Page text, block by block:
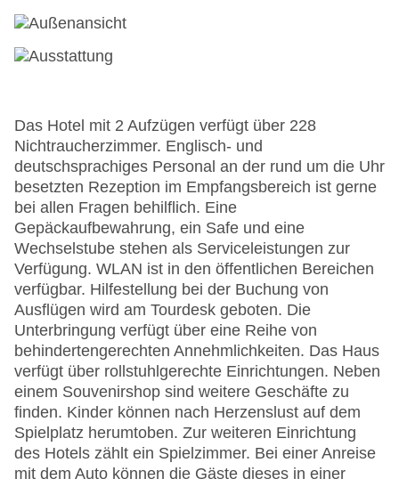
Das Hotel mit 2 Aufzügen verfügt über 228
Nichtraucherzimmer. Englisch- und
deutschsprachiges Personal an der rund um die Uhr
besetzten Rezeption im Empfangsbereich ist gerne
bei allen Fragen behilflich. Eine
Gepäckaufbewahrung, ein Safe und eine
Wechselstube stehen als Serviceleistungen zur
Verfügung. WLAN ist in den öffentlichen Bereichen
verfügbar. Hilfestellung bei der Buchung von
Ausflügen wird am Tourdesk geboten. Die
Unterbringung verfügt über eine Reihe von
behindertengerechten Annehmlichkeiten. Das Haus
verfügt über rollstuhlgerechte Einrichtungen. Neben
einem Souvenirshop sind weitere Geschäfte zu
finden. Kinder können nach Herzenslust auf dem
Spielplatz herumtoben. Zur weiteren Einrichtung
des Hotels zählt ein Spielzimmer. Bei einer Anreise
mit dem Auto können die Gäste dieses in einer